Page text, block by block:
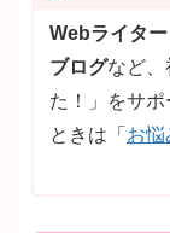
Webライター
ブログなど、
た！」をサ
ときは「 お悩